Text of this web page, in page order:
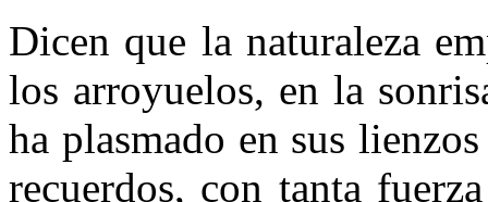
Dicen que la naturaleza
los arroyuelos, en la
ha plasmado en sus
recuerdos, con tanta